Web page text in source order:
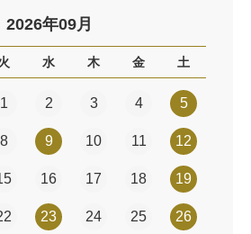
2026年09月
水 木 金 土
1 2 3 4 5
8 9 10 11 12
16 17 18 19
23 24 25 26